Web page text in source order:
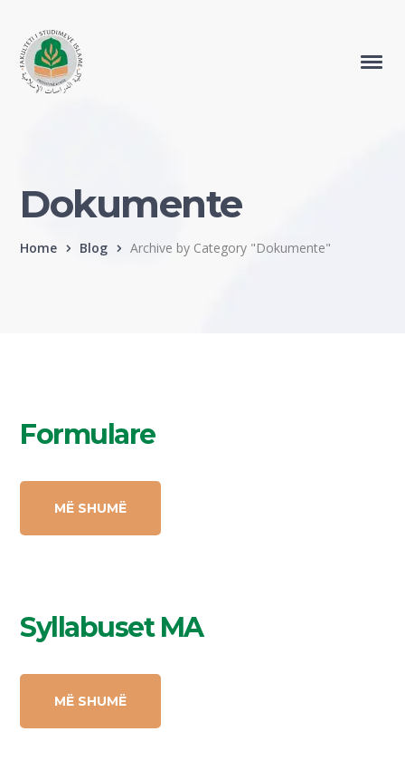
Dokumente
Home Blog Archive by Category "Dokumente"
Formulare
MË SHUMË
Syllabuset MA
MË SHUMË